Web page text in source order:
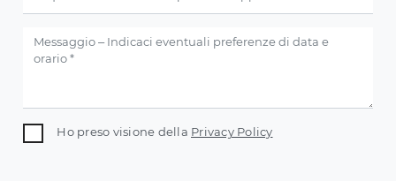
Ho preso visione della Privacy Policy